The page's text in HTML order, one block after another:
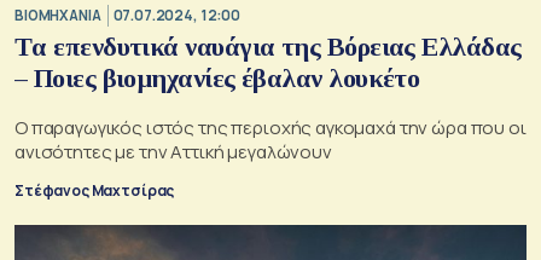
ΒΙΟΜΗΧΑΝΙΑ 07.07.2024, 12:00
Tα επενδυτικά ναυάγια της Βόρειας Ελλάδας
– Ποιες βιομηχανίες έβαλαν λουκέτο
Ο παραγωγικός ιστός της περιοχής αγκομαχά την ώρα που οι
ανισότητες με την Αττική μεγαλώνουν
Στέφανος Μαχτσίρας